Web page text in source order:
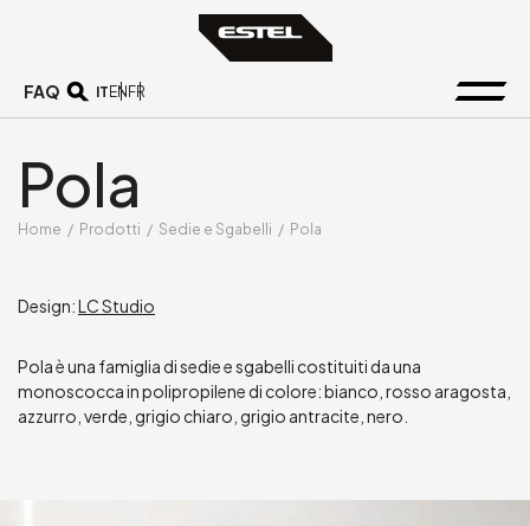
FAQ IT EN FR
Pola
Home / Prodotti / Sedie e Sgabelli / Pola
Design:LC Studio
Pola è una famiglia di sedie e sgabelli costituiti da una
monoscocca in polipropilene di colore: bianco, rosso aragosta,
azzurro, verde, grigio chiaro, grigio antracite, nero.